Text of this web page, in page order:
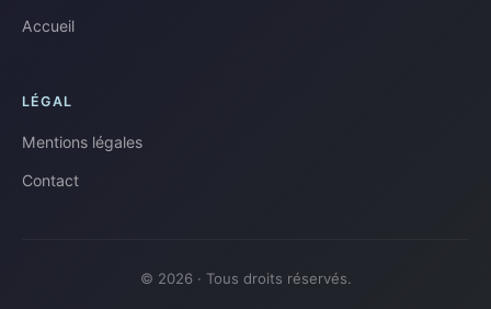
Accueil
LÉGAL
Mentions légales
Contact
© 2026 · Tous droits réservés.